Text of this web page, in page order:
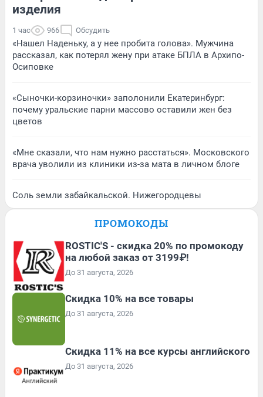
изделия
1 час 966 Обсудить
«Нашел Наденьку, а у нее пробита голова». Мужчина
рассказал, как потерял жену при атаке БПЛА в Архипо-
Осиповке
«Сыночки-корзиночки» заполонили Екатеринбург:
почему уральские парни массово оставили жен без
цветов
«Мне сказали, что нам нужно расстаться». Московского
врача уволили из клиники из-за мата в личном блоге
Соль земли забайкальской. Нижегородцевы
ПРОМОКОДЫ
ROSTIC'S - скидка 20% по промокоду
на любой заказ от 3199₽!
До 31 августа, 2026
Скидка 10% на все товары
До 31 августа, 2026
Скидка 11% на все курсы английского
До 31 августа, 2026